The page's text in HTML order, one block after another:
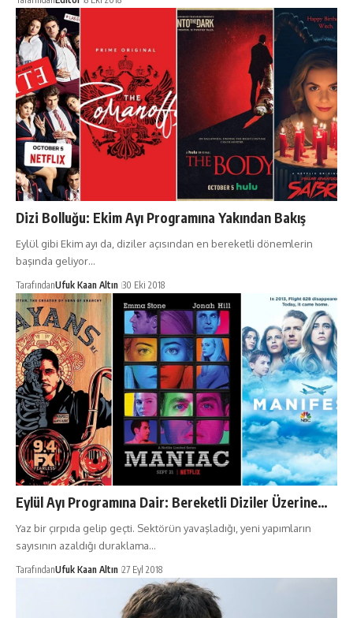
Dizi Bolluğu: Ekim Ayı Programına Yakından Bakış
Eylül gibi Ekim ayı da, diziler açısından en bereketli dönemlerin
başında geliyor…
TarafındanUfuk Kaan Altın 30 Eki 2018
Eylül Ayı Programına Dair: Bereketli Diziler Üzerine…
Yaz bir çırpıda gelip geçti. Sektörün yavaşladığı, yeni yapımların
sayısının azaldığı duraklama…
TarafındanUfuk Kaan Altın 27 Eyl 2018